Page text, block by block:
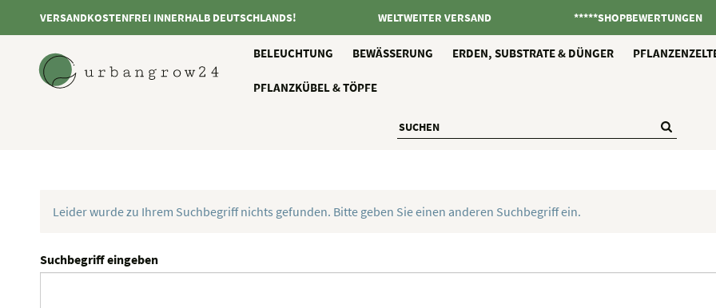
VERSANDKOSTENFREI INNERHALB DEUTSCHLANDS! WELTWEITER VERSAND *****SHOPBEWERTUNGEN
BELEUCHTUNG BEWÄSSERUNG ERDEN, SUBSTRATE & DÜNGER
PFLANZKÜBEL & TÖPFE
Leider wurde zu Ihrem Suchbegriff nichts gefunden. Bitte geben Sie einen anderen Suchbegriff ein.
Suchbegriff eingeben